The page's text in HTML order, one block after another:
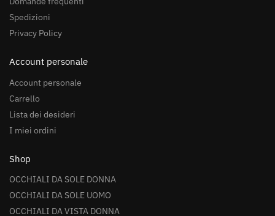
Spedizioni
Privacy Policy
Account personale
Account personale
Carrello
Lista dei desideri
I miei ordini
Shop
OCCHIALI DA SOLE DONNA
OCCHIALI DA SOLE UOMO
OCCHIALI DA VISTA DONNA